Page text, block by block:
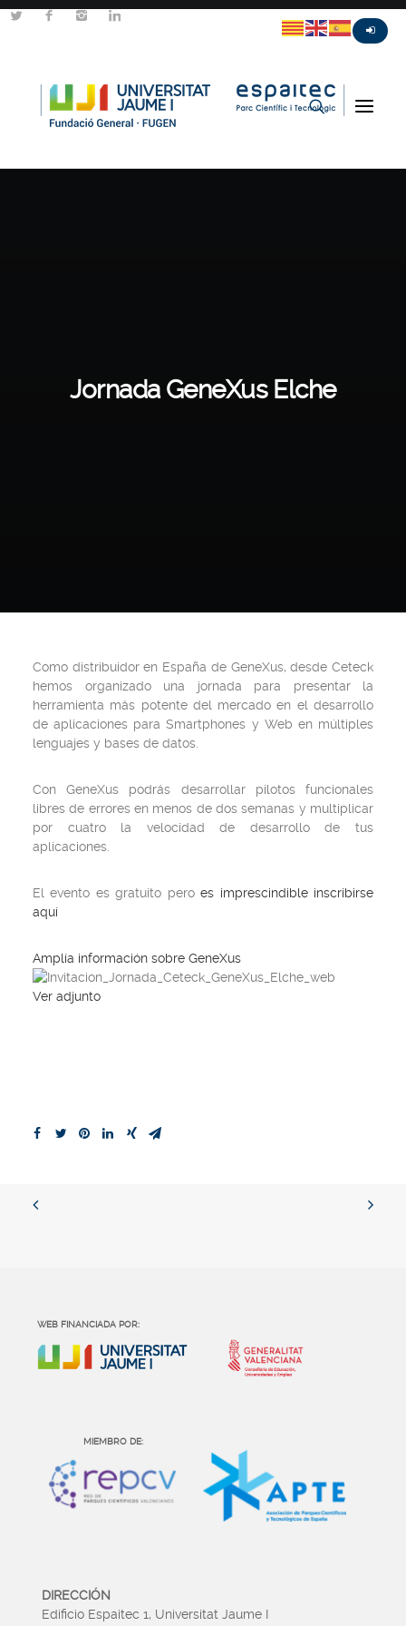
Jornada GeneXus Elche
Como distribuidor en España de GeneXus, desde Ceteck
hemos organizado una jornada para presentar la
herramienta más potente del mercado en el desarrollo
de aplicaciones para Smartphones y Web en múltiples
lenguajes y bases de datos.
Con GeneXus podrás desarrollar pilotos funcionales
libres de errores en menos de dos semanas y multiplicar
por cuatro la velocidad de desarrollo de tus
aplicaciones.
El evento es gratuito peroes imprescindible inscribirse
aquí
Amplía información sobre GeneXus
Ver adjunto
WEB FINANCIADA POR:
MIEMBRO DE:
DIRECCIÓN
Edificio Espaitec 1, Universitat Jaume I